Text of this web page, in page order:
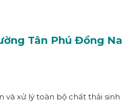
Tân Phú Đồng
và xử lý toàn bộ chất thải